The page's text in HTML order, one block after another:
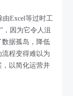
由Excel等过时工
，因为它令人沮
据孤岛，降低
程变得难以为
以简化运营并